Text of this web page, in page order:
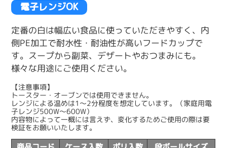
電子レンジOK
定番の白は幅広い食品に使っていただきやすく、内
側PE加工で耐水性・耐油性が高いフードカップで
す。スープから副菜、デザートやおつまみにも。
様々な用途にご使用ください。
【注意事項】
トースター・オーブンでは使用できません。
レンジによる温めは1〜2分程度を想定しています。（家庭用電
子レンジ500W〜600W）
内容物によって一概には言えず、変化するためご使用の際は要
検証をお願いいたします。